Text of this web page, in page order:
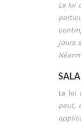
La loi
jours
La loi
peut,